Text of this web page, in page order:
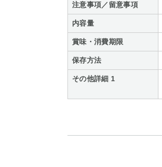
注意事項／留意事項
内容量
賞味・消費期限
保存方法
その他詳細 1